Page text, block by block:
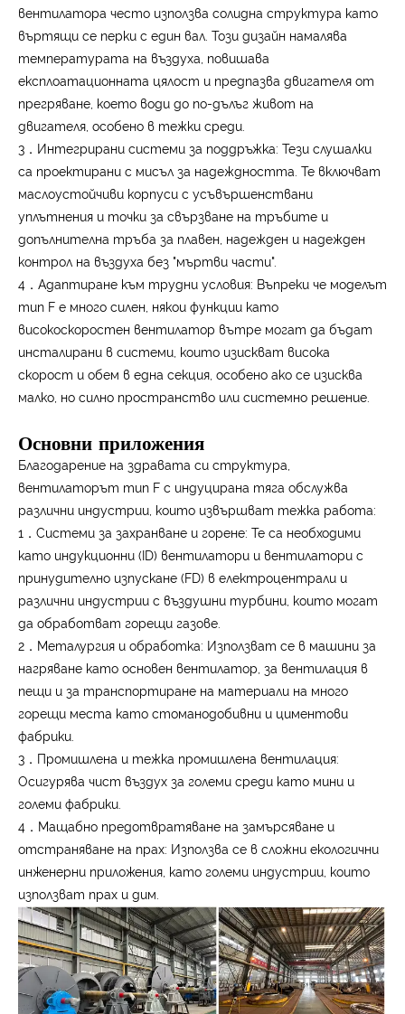
вентилатора често използва солидна структура като
въртящи се перки с един вал. Този дизайн намалява
температурата на въздуха, повишава
експлоатационната цялост и предпазва двигателя от
прегряване, което води до по-дълъг живот на
двигателя, особено в тежки среди.
3．Интегрирани системи за поддръжка: Тези слушалки
са проектирани с мисъл за надеждността. Те включват
маслоустойчиви корпуси с усъвършенствани
уплътнения и точки за свързване на тръбите и
допълнителна тръба за плавен, надежден и надежден
контрол на въздуха без "мъртви части".
4．Адаптиране към трудни условия: Въпреки че моделът
тип F е много силен, някои функции като
високоскоростен вентилатор вътре могат да бъдат
инсталирани в системи, които изискват висока
скорост и обем в една секция, особено ако се изисква
малко, но силно пространство или системно решение.
Основни приложения
Благодарение на здравата си структура,
вентилаторът тип F с индуцирана тяга обслужва
различни индустрии, които извършват тежка работа:
1．Системи за захранване и горене: Те са необходими
като индукционни (ID) вентилатори и вентилатори с
принудително изпускане (FD) в електроцентрали и
различни индустрии с въздушни турбини, които могат
да обработват горещи газове.
2．Металургия и обработка: Използват се в машини за
нагряване като основен вентилатор, за вентилация в
пещи и за транспортиране на материали на много
горещи места като стоманодобивни и циментови
фабрики.
3．Промишлена и тежка промишлена вентилация:
Осигурява чист въздух за големи среди като мини и
големи фабрики.
4．Мащабно предотвратяване на замърсяване и
отстраняване на прах: Използва се в сложни екологични
инженерни приложения, като големи индустрии, които
използват прах и дим.